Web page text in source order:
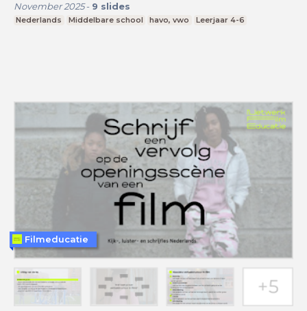
November 2025- 9 slides
Nederlands Middelbare school havo, vwo Leerjaar 4-6
Filmeducatie